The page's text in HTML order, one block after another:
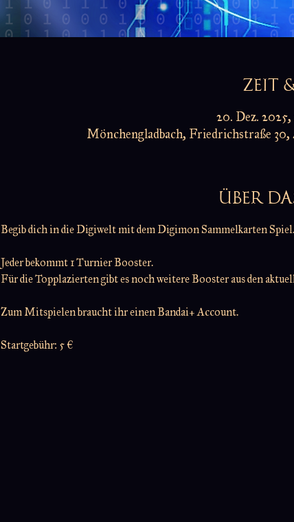
ZEIT
20. Dez.
Mönchengladbach, Friedrichstraße
ÜBER
Begib dich in die Digiwelt mit dem Digimon Sammelkarten Spiel.
Jeder bekommt 1 Turnier Booster.
Für die Topplazierten gibt es noch weitere Booster aus den
Zum Mitspielen braucht ihr einen Bandai+ Account.
Startgebühr: 5 €